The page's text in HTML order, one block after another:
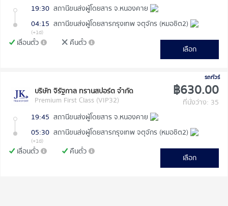
19:30 สถานีขนส่งผู้โดยสาร จ.หนองคาย
04:15 สถานีขนส่งผู้โดยสารกรุงเทพ จตุจักร (หมอชิต2)
(+1d)
เลื่อนตั๋ว คืนตั๋ว
เลือก
รถทัวร์
บริษัท จิรัฐกาล ทรานสปอร์ต จำกัด
Premium First Class (VIP32)
฿630.00
ที่นั่งว่าง: 35
19:45 สถานีขนส่งผู้โดยสาร จ.หนองคาย
05:30 สถานีขนส่งผู้โดยสารกรุงเทพ จตุจักร (หมอชิต2)
(+1d)
เลื่อนตั๋ว คืนตั๋ว
เลือก